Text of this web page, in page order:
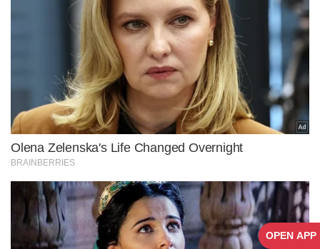
OPEN APP